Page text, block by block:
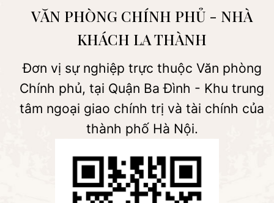
VĂN PHÒNG CHÍNH PHỦ - NHÀ
KHÁCH LA THÀNH
Đơn vị sự nghiệp trực thuộc Văn phòng
Chính phủ, tại Quận Ba Đình - Khu trung
tâm ngoại giao chính trị và tài chính của
thành phố Hà Nội.